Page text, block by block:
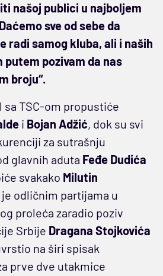
našoj publici u najboljem
sve od sebe da
radi samog kluba, ali i naših
putem pozivam da nas
broju“.
sa TSC-om propustiće
i Bojan Adžić, dok su svi
za sutrašnju
glavnih aduta Feđe Dudića
svakako Milutin
je odličnim partijama u
proleća zaradio poziv
Srbije Dragana Stojkovića
na širi spisak
prve dve utakmice